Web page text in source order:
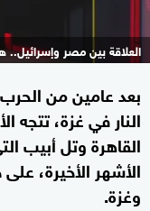
العلاقة بين مصر وإسرائيل..
بعد عامين من
النار في غزة، تتجه
القاهرة وتل أبيب
الأشهر الأخيرة،
وغزة.